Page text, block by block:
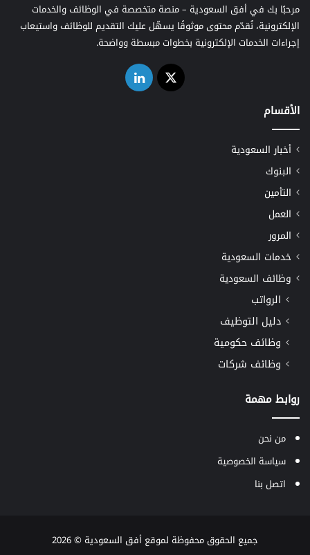
مرحبًا بك في أفق السعودية – منصة متخصصة في الوظائف والخدمات
الإلكترونية، نُقدّم محتوى موثوقًا يسهّل عليك التقديم للوظائف واستيعاب
إجراءات الخدمات الإلكترونية بخطوات مبسطة وواضحة.
‫X لينكدإن
الأقسام
أخبار السعودية
البنوك
التأمين
العمل
المرور
خدمات السعودية
وظائف السعودية
الرواتب
دليل التوظيف
وظائف حكومية
وظائف شركات
روابط مهمة
من نحن
سياسة الخصوصية
اتصل بنا
جميع الحقوق محفوظة لموقع أفق السعودية © 2026